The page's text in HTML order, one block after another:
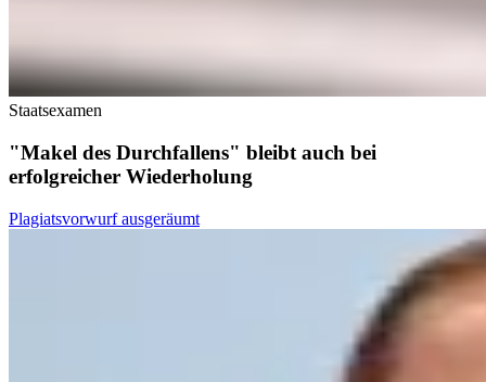
Staatsexamen
"Makel des Durchfallens" bleibt auch bei
erfolgreicher Wiederholung
Plagiatsvorwurf ausgeräumt